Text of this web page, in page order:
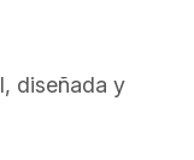
diseñada y